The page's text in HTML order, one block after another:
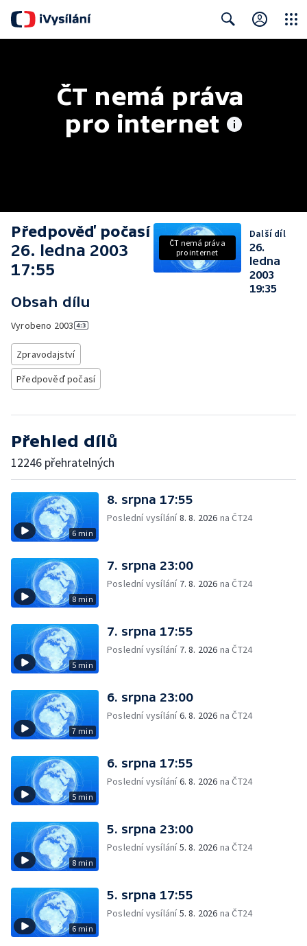
ČT nemá práva
pro internet
Předpověď počasí
26. ledna 2003
17:55
Obsah dílu
Vyrobeno 2003
Zpravodajství
Předpověď počasí
ČT nemá práva
pro internet
Další díl
26.
ledna
2003
19:35
Přehled dílů
12246 přehratelných
6 min
8. srpna 17:55
Poslední vysílání8. 8. 2026 na ČT24
8 min
7. srpna 23:00
Poslední vysílání 7. 8. 2026 na ČT24
5 min
7. srpna 17:55
Poslední vysílání 7. 8. 2026 na ČT24
7 min
6. srpna 23:00
Poslední vysílání6. 8. 2026 na ČT24
5 min
6. srpna 17:55
Poslední vysílání6. 8. 2026 na ČT24
8 min
5. srpna 23:00
Poslední vysílání5. 8. 2026 na ČT24
6 min
5. srpna 17:55
Poslední vysílání5. 8. 2026 na ČT24